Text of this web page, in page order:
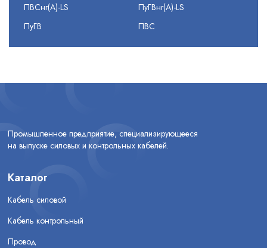
ПВСнг(А)-LS
ПуГВ
ПуГВнг(А)-LS
ПВС
Промышленное предприятие, специализирующееся
на выпуске силовых и контрольных кабелей.
Каталог
Кабель силовой
Кабель контрольный
Провод